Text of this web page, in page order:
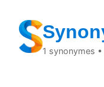
1 synonymes •